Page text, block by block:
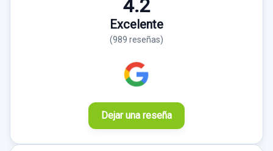
4.2
Excelente
(989 reseñas)
Dejar una reseña